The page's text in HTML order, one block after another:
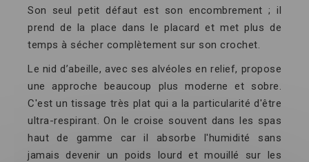
Son seul petit défaut est son encombrement ; il
prend de la place dans le placard et met plus de
temps à sécher complètement sur son crochet.
Le nid d’abeille, avec ses alvéoles en relief, propose
une approche beaucoup plus moderne et sobre.
C'est un tissage très plat qui a la particularité d'être
ultra-respirant. On le croise souvent dans les spas
haut de gamme car il absorbe l'humidité sans
jamais devenir un poids lourd et mouillé sur les